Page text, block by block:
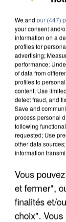
APRÈS
DE FAUNE
We and our (447)
your consent and/
information on a
profiles for
advertising;
performance;
of data from
profiles to
content; Use
detect fraud, and
Save and
process personal
following
requested; Use
other data
information
Vous
et fermer",
finalités et/
choix".